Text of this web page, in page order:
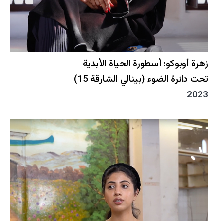
زهرة أوبوكو: أسطورة الحياة الأبدية
تحت دائرة الضوء (بينالي الشارقة 15)
2023